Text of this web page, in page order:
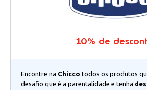
10% de
Encontre na Chicco todos os produtos
desafio que é a parentalidade e tenha